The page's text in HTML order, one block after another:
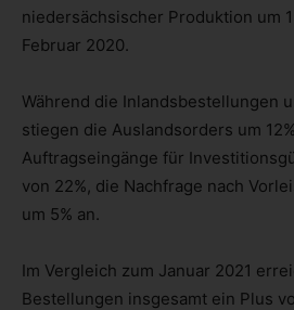
niedersächsischer Produktion um
Februar 2020.
Während die Inlandsbestellungen
stiegen die Auslandsorders um
Auftragseingänge für
von 22%, die Nachfrage nach
um 5% an.
Im Vergleich zum Januar 2021
Bestellungen insgesamt ein Plus